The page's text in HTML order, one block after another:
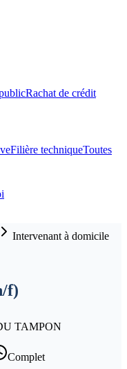
Rachat de crédit
Filière techniqueToutes
Intervenant à domicile
f)
TAMPON
Complet